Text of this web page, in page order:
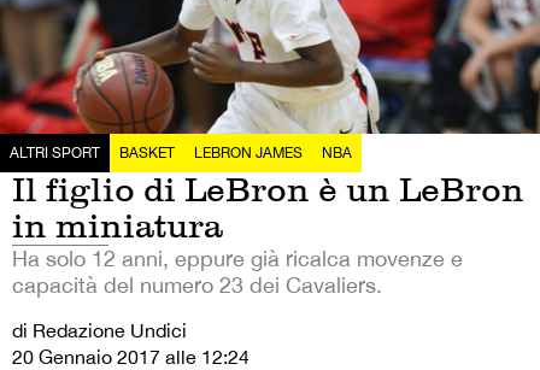
ALTRI SPORT BASKET LEBRON JAMES NBA
Il figlio di LeBron è un LeBron
in miniatura
Ha solo 12 anni, eppure già ricalca movenze e
capacità del numero 23 dei Cavaliers.
di Redazione Undici
20 Gennaio 2017 alle 12:24